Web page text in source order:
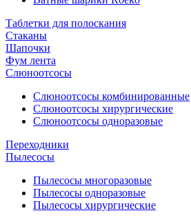
Таблетки для полоскания
Стаканы
Шапочки
Фум лента
Слюноотсосы
Слюноотсосы комбинированные
Слюноотсосы хирургические
Слюноотсосы одноразовые
Переходники
Пылесосы
Пылесосы многоразовые
Пылесосы одноразовые
Пылесосы хирургические